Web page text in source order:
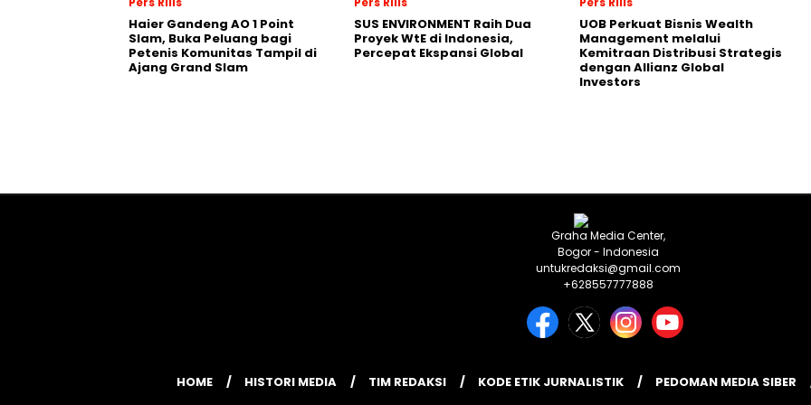
Haier Gandeng AO 1 Point
Slam, Buka Peluang bagi
Petenis Komunitas Tampil di
Ajang Grand Slam
SUS ENVIRONMENT Raih Dua
Proyek WtE di Indonesia,
Percepat Ekspansi Global
UOB Perkuat Bisnis Wealth
Management melalui
Kemitraan Distribusi Strategis
dengan Allianz Global
Investors
Graha Media Center,
Bogor - Indonesia
untukredaksi@gmail.com
+628557777888
HOME HISTORI MEDIA TIM REDAKSI KODE ETIK JURNALISTIK PEDOMAN MEDIA SIBER